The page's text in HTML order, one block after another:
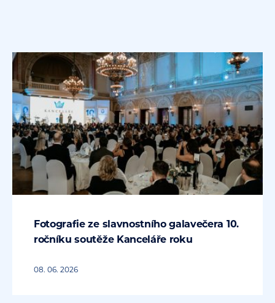
Fotografie ze slavnostního galavečera 10.
ročníku soutěže Kanceláře roku
08. 06. 2026